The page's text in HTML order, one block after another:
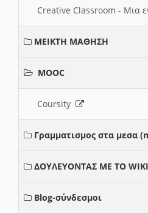
Creative Classroom - Μια
ΜΕΙΚΤΗ ΜΑΘΗΣΗ
MOOC
Coursity
Γραμματισμος στα μεσα
ΔΟΥΛΕΥΟΝΤΑΣ ΜΕ ΤΟ
Blog-σύνδεσμοι